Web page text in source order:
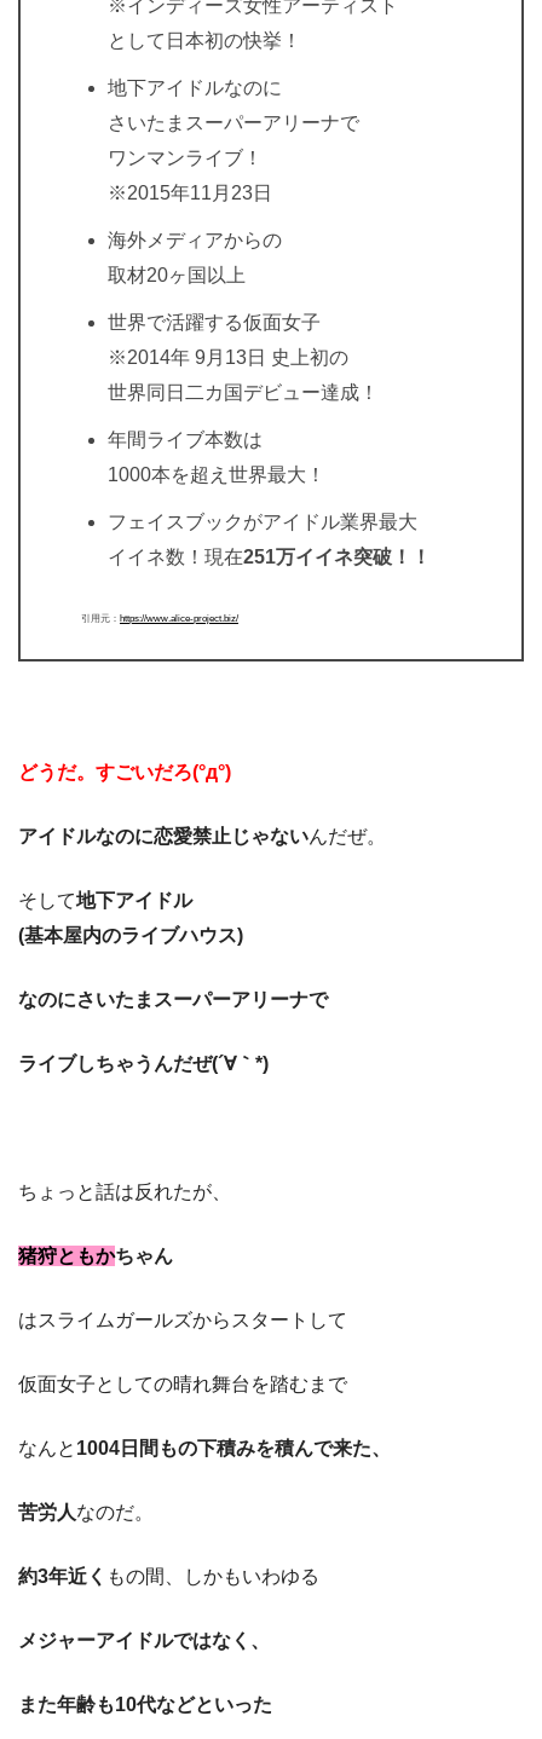
※インディーズ女性アーティスト
として日本初の快挙！
地下アイドルなのに
さいたまスーパーアリーナで
ワンマンライブ！
※2015年11月23日
海外メディアからの
取材20ヶ国以上
世界で活躍する仮面女子
※2014年 9月13日 史上初の
世界同日二カ国デビュー達成！
年間ライブ本数は
1000本を超え世界最大！
フェイスブックがアイドル業界最大
イイネ数！現在251万イイネ突破！！
引用元： https://www.alice-project.biz/
どうだ。すごいだろ(°д°)
アイドルなのに恋愛禁止じゃないんだぜ。
そして地下アイドル
(基本屋内のライブハウス)
なのにさいたまスーパーアリーナで
ライブしちゃうんだぜ(´∀｀*)
ちょっと話は反れたが、
猪狩ともかちゃん
はスライムガールズからスタートして
仮面女子としての晴れ舞台を踏むまで
なんと 1004日間もの下積みを積んで来た、
苦労人なのだ。
約3年近く もの間、しかもいわゆる
メジャーアイドルではなく、
また年齢も10代などといった